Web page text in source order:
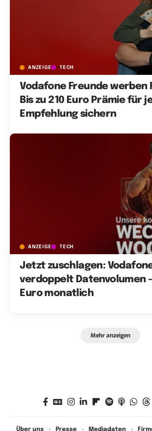
ANZEIGE TECH
Vodafone Freunde werben
Bis zu 210 Euro Prämie für
Empfehlung sichern
ANZEIGE TECH
Jetzt zuschlagen:
verdoppelt Datenvolumen
Euro monatlich
Mehr anzeigen
Über uns Presse Mediadaten